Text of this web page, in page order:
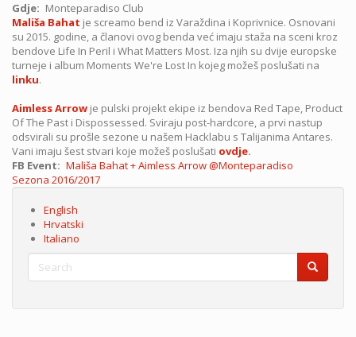
Gdje
Monteparadiso Club
Mališa Bahat je screamo bend iz Varaždina i Koprivnice. Osnovani
su 2015. godine, a članovi ovog benda već imaju staža na sceni kroz
bendove Life In Peril i What Matters Most. Iza njih su dvije europske
turneje i album Moments We're Lost In kojeg možeš poslušati na
linku.
Aimless Arrow je pulski projekt ekipe iz bendova Red Tape, Product
Of The Past i Dispossessed. Sviraju post-hardcore, a prvi nastup
odsvirali su prošle sezone u našem Hacklabu s Talijanima Antares.
Vani imaju šest stvari koje možeš poslušati ovdje.
FB Event
Mališa Bahat + Aimless Arrow @Monteparadiso
Sezona
Sezona 2016/2017
English
Hrvatski
Italiano
Search
Search Search